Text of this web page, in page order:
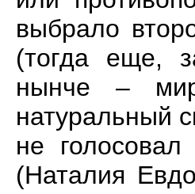
выбрало
(тогда еще,
нынче –
натуральный
не
(Наталия